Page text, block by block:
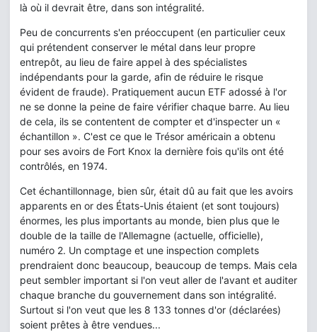
là où il devrait être, dans son intégralité.
Peu de concurrents s'en préoccupent (en particulier ceux
qui prétendent conserver le métal dans leur propre
entrepôt, au lieu de faire appel à des spécialistes
indépendants pour la garde, afin de réduire le risque
évident de fraude). Pratiquement aucun ETF adossé à l'or
ne se donne la peine de faire vérifier chaque barre. Au lieu
de cela, ils se contentent de compter et d'inspecter un «
échantillon ». C'est ce que le Trésor américain a obtenu
pour ses avoirs de Fort Knox la dernière fois qu'ils ont été
contrôlés, en 1974.
Cet échantillonnage, bien sûr, était dû au fait que les avoirs
apparents en or des États-Unis étaient (et sont toujours)
énormes, les plus importants au monde, bien plus que le
double de la taille de l'Allemagne (actuelle, officielle),
numéro 2. Un comptage et une inspection complets
prendraient donc beaucoup, beaucoup de temps. Mais cela
peut sembler important si l'on veut aller de l'avant et auditer
chaque branche du gouvernement dans son intégralité.
Surtout si l'on veut que les 8 133 tonnes d'or (déclarées)
soient prêtes à être vendues...